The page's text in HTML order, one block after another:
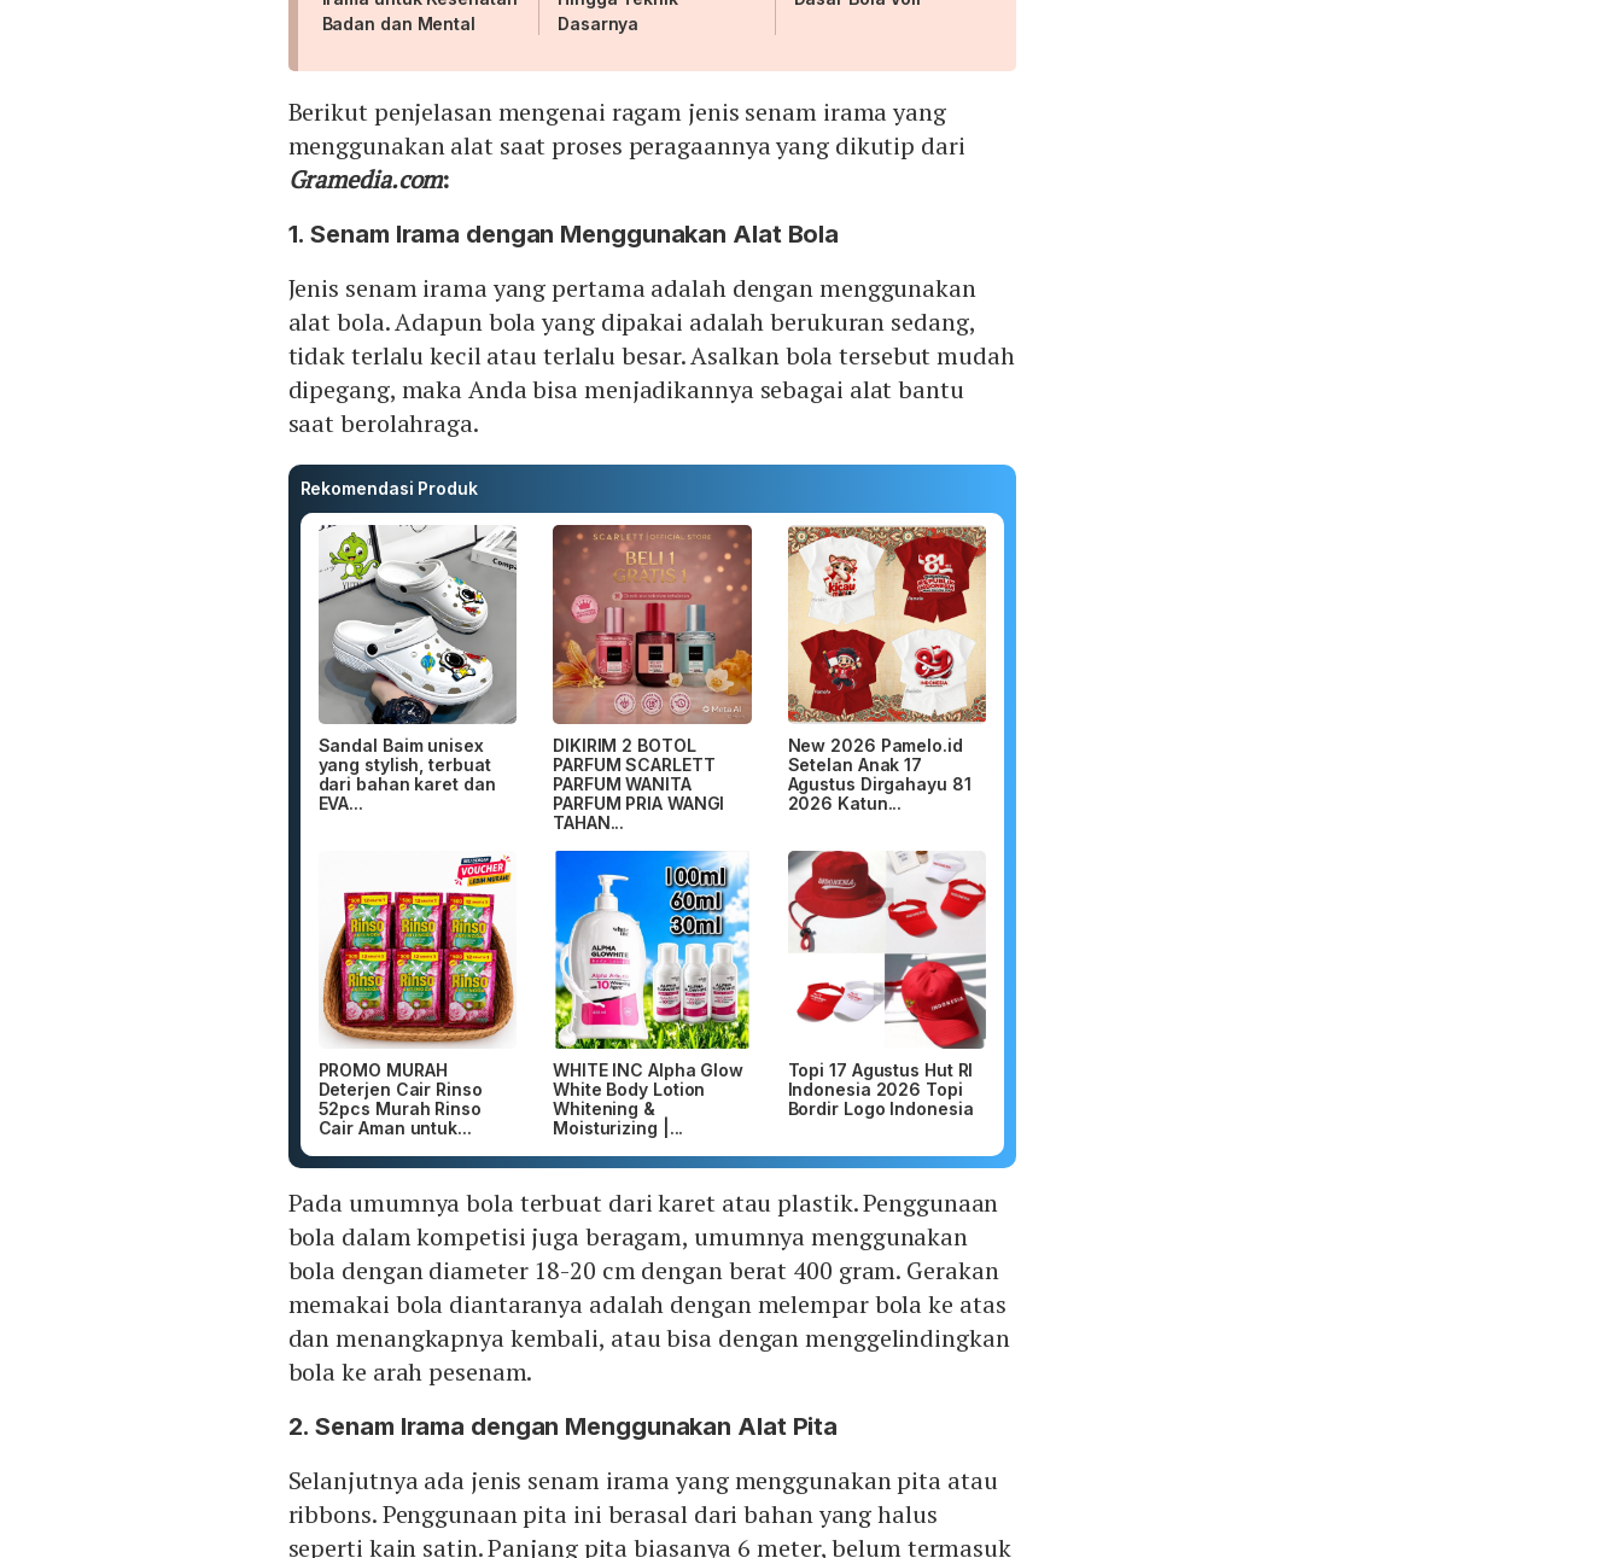
Badan dan Mental
Dasarnya
Berikut penjelasan mengenai ragam jenis senam irama yang
menggunakan alat saat proses peragaannya yang dikutip dari
Gramedia.com:
1. Senam Irama dengan Menggunakan Alat Bola
Jenis senam irama yang pertama adalah dengan menggunakan
alat bola. Adapun bola yang dipakai adalah berukuran sedang,
tidak terlalu kecil atau terlalu besar. Asalkan bola tersebut mudah
dipegang, maka Anda bisa menjadikannya sebagai alat bantu
saat berolahraga.
Rekomendasi Produk
Sandal Baim unisex
yang stylish, terbuat
dari bahan karet dan
EVA...
DIKIRIM 2 BOTOL
PARFUM SCARLETT
PARFUM WANITA
PARFUM PRIA WANGI
TAHAN...
New 2026 Pamelo.id
Setelan Anak 17
Agustus Dirgahayu 81
2026 Katun...
PROMO MURAH
Deterjen Cair Rinso
52pcs Murah Rinso
Cair Aman untuk...
WHITE INC Alpha Glow
White Body Lotion
Whitening &
Moisturizing |...
Topi 17 Agustus Hut RI
Indonesia 2026 Topi
Bordir Logo Indonesia
Pada umumnya bola terbuat dari karet atau plastik. Penggunaan
bola dalam kompetisi juga beragam, umumnya menggunakan
bola dengan diameter 18-20 cm dengan berat 400 gram. Gerakan
memakai bola diantaranya adalah dengan melempar bola ke atas
dan menangkapnya kembali, atau bisa dengan menggelindingkan
bola ke arah pesenam.
2. Senam Irama dengan Menggunakan Alat Pita
Selanjutnya ada jenis senam irama yang menggunakan pita atau
ribbons. Penggunaan pita ini berasal dari bahan yang halus
seperti kain satin. Panjang pita biasanya 6 meter, belum termasuk